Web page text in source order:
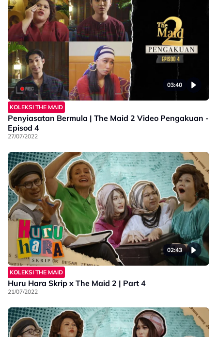
03:40
KOLEKSI THE MAID
Penyiasatan Bermula | The Maid 2 Video Pengakuan -
Episod 4
27/07/2022
02:43
KOLEKSI THE MAID
Huru Hara Skrip x The Maid 2 | Part 4
21/07/2022